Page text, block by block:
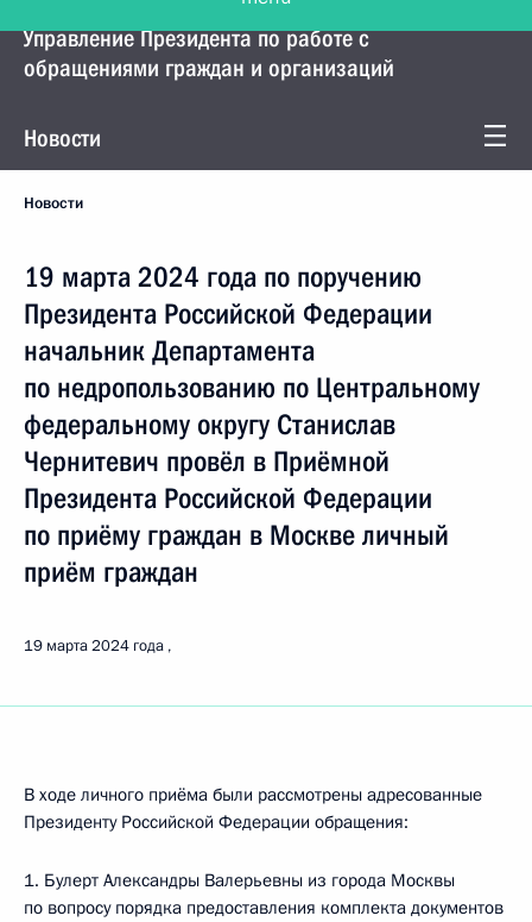
Управление Президента по работе с
обращениями граждан и организаций
Новости
Новости
19 марта 2024 года по поручению
Президента Российской Федерации
начальник Департамента
по недропользованию по Центральному
федеральному округу Станислав
Чернитевич провёл в Приёмной
Президента Российской Федерации
по приёму граждан в Москве личный
приём граждан
19 марта 2024 года
В ходе личного приёма были рассмотрены адресованные
Президенту Российской Федерации обращения:
1. Булерт Александры Валерьевны из города Москвы
по вопросу порядка предоставления комплекта документов